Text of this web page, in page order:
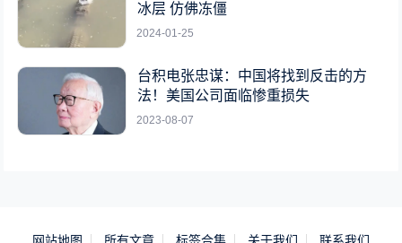
冰层 仿佛冻僵
2024-01-25
台积电张忠谋：中国将找到反击的方
法！美国公司面临惨重损失
2023-08-07